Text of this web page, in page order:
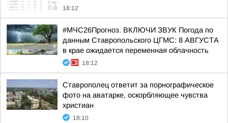
18:12
#МЧС26Прогноз. ВКЛЮЧИ ЗВУК Погода по
данным Ставропольского ЦГМС: 8 АВГУСТА
в крае ожидается переменная облачность
18:12
Ставрополец ответит за порнографическое
фото на аватарке, оскорбляющее чувства
христиан
18:10